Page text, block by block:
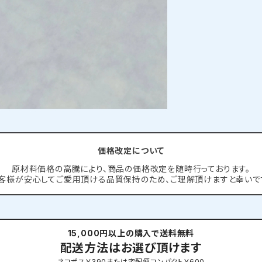
価格改定について
原材料価格の高騰により、商品の価格改定を随時行っております。
様が安心してご愛用頂ける品質保持のため、ご理解頂けますと幸いで
15,000円以上の購入で送料無料
配送方法はお選び頂けます